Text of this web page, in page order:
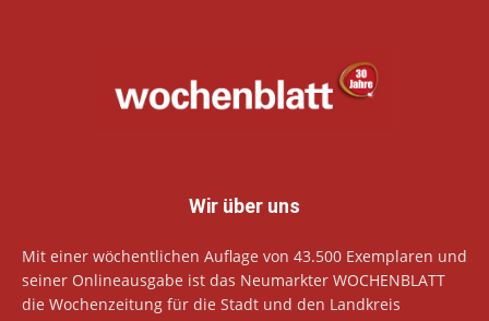
Wir über uns
Mit einer wöchentlichen Auflage von 43.500 Exemplaren und
seiner Onlineausgabe ist das Neumarkter WOCHENBLATT
die Wochenzeitung für die Stadt und den Landkreis